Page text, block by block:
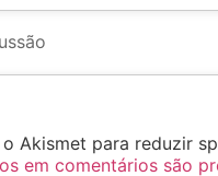
Akismet para reduzir
em comentários são